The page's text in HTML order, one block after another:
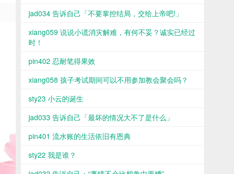
jad034 告诉自己「不要掌控结局，交给上帝吧!」
xiang059 说说小谎消灾解难，有何不妥？诚实已经过
时！
pin402 忍耐笔得果效
xiang058 孩子考试期间可以不用参加教会聚会吗？
sty23 小云的诞生
jad033 告诉自己「最坏的情况大不了是什么」
pin401 流水账的生活依旧有恩典
sty22 我是谁？